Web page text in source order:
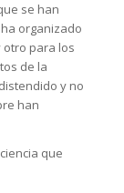
se han
organizado
para los
de la
y no
han
que